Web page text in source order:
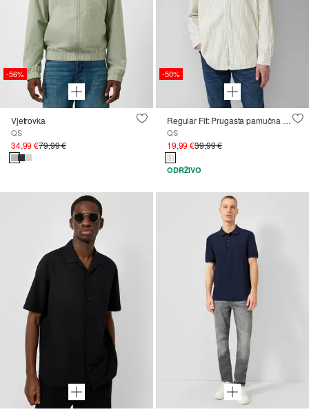
-56%
Vjetrovka
QS
34,99 €79,99 €
-50%
Regular Fit: Prugasta pamučna košulja s podignutim ovratnikom
QS
19,99 €39,99 €
ODRŽIVO